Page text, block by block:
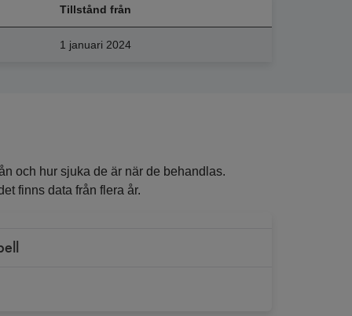
Tillstånd från
1 januari 2024
och hur sjuka de är när de behandlas.
finns data från flera år.